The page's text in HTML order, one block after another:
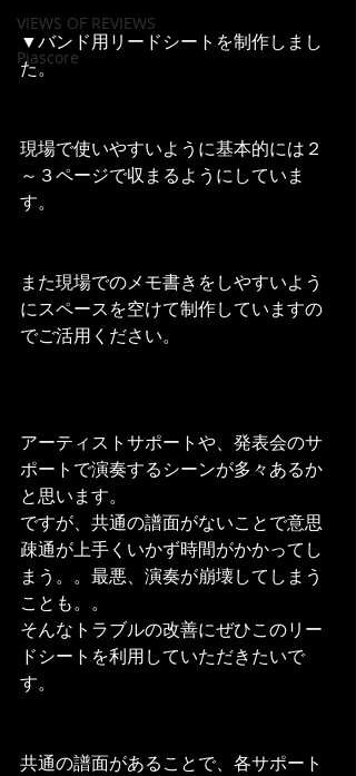
VIEWS OF REVIEWS
Piascore
▼バンド用リードシートを制作しまし
た。
現場で使いやすいように基本的には２
～３ページで収まるようにしていま
す。
また現場でのメモ書きをしやすいよう
にスペースを空けて制作していますの
でご活用ください。
アーティストサポートや、発表会のサ
ポートで演奏するシーンが多々あるか
と思います。
ですが、共通の譜面がないことで意思
疎通が上手くいかず時間がかかってし
まう。。最悪、演奏が崩壊してしまう
ことも。。
そんなトラブルの改善にぜひこのリー
ドシートを利用していただきたいで
す。
共通の譜面があることで、各サポート